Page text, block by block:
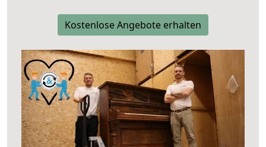
Kostenlose Angebote erhalten